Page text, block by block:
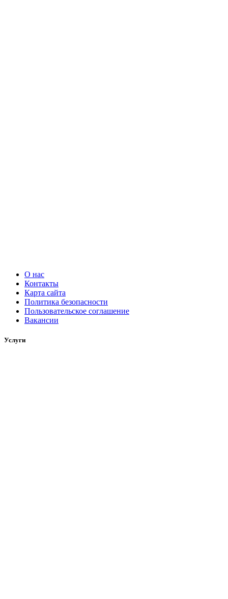
О нас
Контакты
Карта сайта
Политика безопасности
Пользовательское соглашение
Вакансии
Услуги